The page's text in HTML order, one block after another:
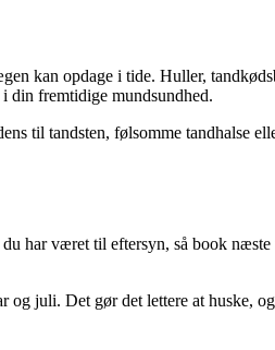
kan opdage i tide. Huller,
din fremtidige mundsundhed.
til tandsten, følsomme tandhalse
har været til eftersyn, så book
og juli. Det gør det lettere at huske,